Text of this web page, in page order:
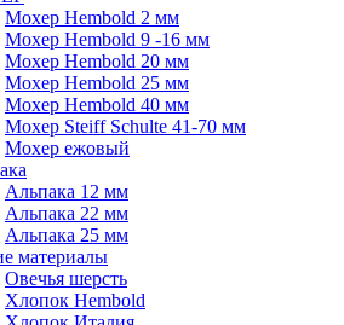
Мохер Hembold 2 мм
Мохер Hembold 9 -16 мм
Мохер Hembold 20 мм
Мохер Hembold 25 мм
Мохер Hembold 40 мм
Мохер Steiff Schulte 41-70 мм
Мохер ежовый
Альпака 12 мм
Альпака 22 мм
Альпака 25 мм
материалы
Овечья шерсть
Хлопок Hembold